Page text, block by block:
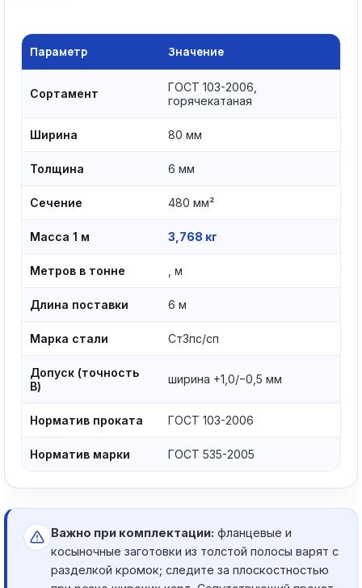
Параметр Значение
Сортамент
ГОСТ 103-2006,
горячекатаная
Ширина 80 мм
Толщина 6 мм
Сечение 480 мм²
Масса 1 м 3,768 кг
Метров в тонне , м
Длина поставки 6 м
Марка стали Ст3пс/сп
Допуск (точность
В)
ширина +1,0/−0,5 мм
Норматив проката ГОСТ 103-2006
Норматив марки ГОСТ 535-2005
Важно при комплектации: фланцевые и
косыночные заготовки из толстой полосы варят с
разделкой кромок; следите за плоскостностью